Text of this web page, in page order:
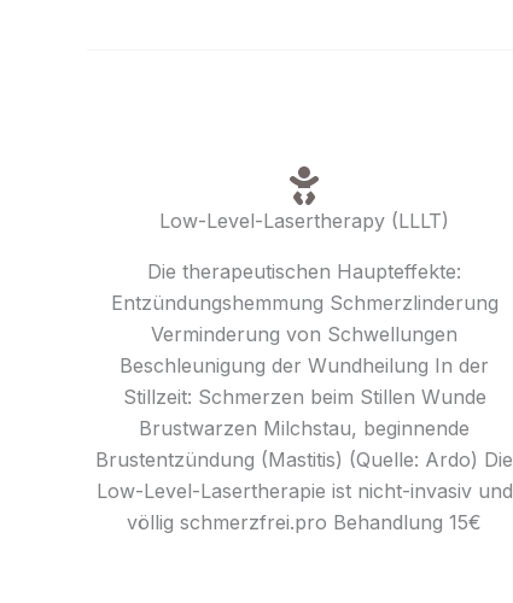
Low-Level-Lasertherapy (LLLT)
Die therapeutischen Haupteffekte:
Entzündungshemmung Schmerzlinderung
Verminderung von Schwellungen
Beschleunigung der Wundheilung In der
Stillzeit: Schmerzen beim Stillen Wunde
Brustwarzen Milchstau, beginnende
Brustentzündung (Mastitis) (Quelle: Ardo) Die
Low-Level-Lasertherapie ist nicht-invasiv und
völlig schmerzfrei. ​ pro Behandlung 15€